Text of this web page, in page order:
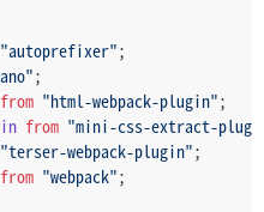
(renderLoop);
"autoprefixer";
;
from "html-webpack-plugin";
from "mini-css-extract-
"terser-webpack-plugin";
from "webpack";